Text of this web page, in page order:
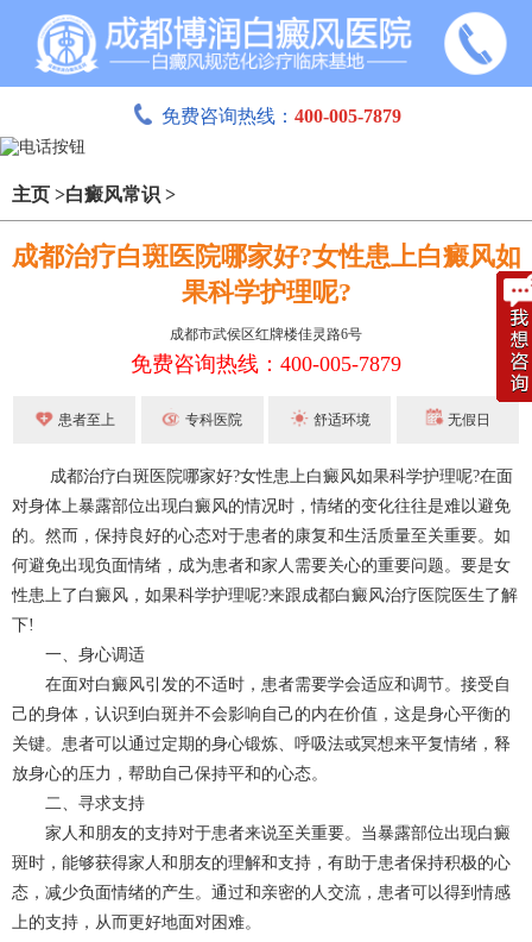
免费咨询热线： 400-005-7879
主页 >白癜风常识 >
成都治疗白斑医院哪家好?女性患上白癜风如
果科学护理呢?
成都市武侯区红牌楼佳灵路6号
免费咨询热线：400-005-7879
患者至上 专科医院 舒适环境 无假日
成都治疗白斑医院哪家好?女性患上白癜风如果科学护理呢?在面
对身体上暴露部位出现白癜风的情况时，情绪的变化往往是难以避免
的。然而，保持良好的心态对于患者的康复和生活质量至关重要。如
何避免出现负面情绪，成为患者和家人需要关心的重要问题。要是女
性患上了白癜风，如果科学护理呢?来跟成都白癜风治疗医院医生了解
下!
一、身心调适
在面对白癜风引发的不适时，患者需要学会适应和调节。接受自
己的身体，认识到白斑并不会影响自己的内在价值，这是身心平衡的
关键。患者可以通过定期的身心锻炼、呼吸法或冥想来平复情绪，释
放身心的压力，帮助自己保持平和的心态。
二、寻求支持
家人和朋友的支持对于患者来说至关重要。当暴露部位出现白癜
斑时，能够获得家人和朋友的理解和支持，有助于患者保持积极的心
态，减少负面情绪的产生。通过和亲密的人交流，患者可以得到情感
上的支持，从而更好地面对困难。